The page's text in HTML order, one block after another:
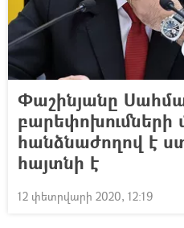
Փաշինյանը
հանձնաժողով է
հայտնի է
12 փետրվարի 2020, 12:19